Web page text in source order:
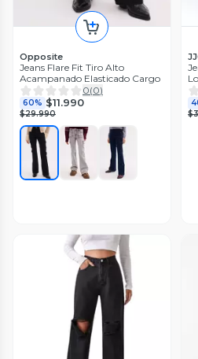
Opposite
Jeans Flare Fit Tiro Alto
Acampanado Elasticado Cargo
0(0)
60% $11.990
$29.990